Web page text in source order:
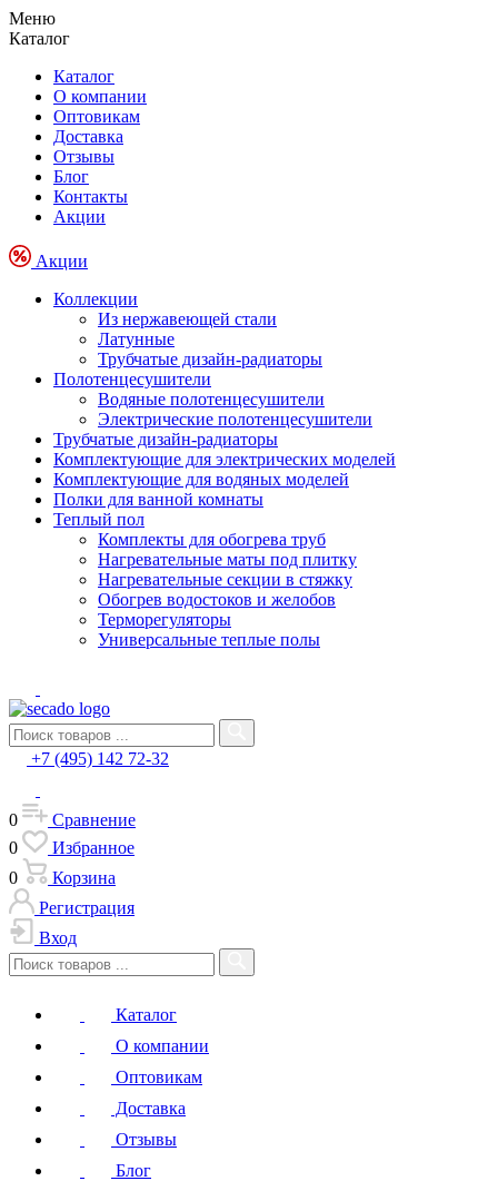
Меню
Каталог
Каталог
О компании
Оптовикам
Доставка
Отзывы
Блог
Контакты
Акции
Акции
Коллекции
Из нержавеющей стали
Латунные
Трубчатые дизайн-радиаторы
Полотенцесушители
Водяные полотенцесушители
Электрические полотенцесушители
Трубчатые дизайн-радиаторы
Комплектующие для электрических моделей
Комплектующие для водяных моделей
Полки для ванной комнаты
Теплый пол
Комплекты для обогрева труб
Нагревательные маты под плитку
Нагревательные секции в стяжку
Обогрев водостоков и желобов
Терморегуляторы
Универсальные теплые полы
+7 (495) 142 72-32
0
Сравнение
0
Избранное
0
Корзина
Регистрация
Вход
Каталог
О компании
Оптовикам
Доставка
Отзывы
Блог